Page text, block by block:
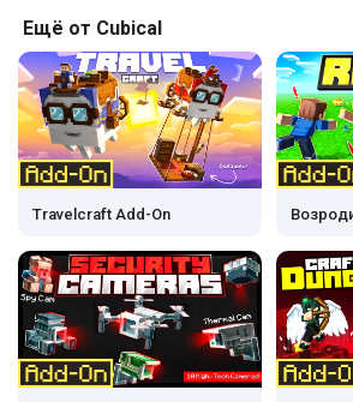
Ещё от Cubical
Travelcraft Add-On